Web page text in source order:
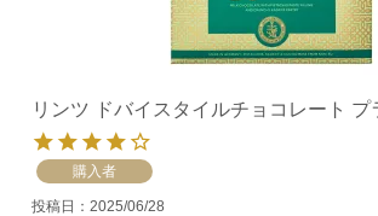
リンツ ドバイスタイルチョコレート プ
購入者
投稿日 2025/06/28